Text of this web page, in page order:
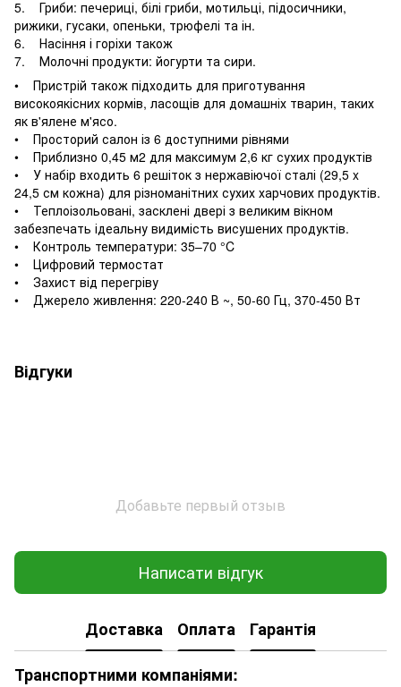
5. Гриби: печериці, білі гриби, мотильці, підосичники,
рижики, гусаки, опеньки, трюфелі та ін.
6. Насіння і горіхи також
7. Молочні продукти: йогурти та сири.
• Пристрій також підходить для приготування
високоякісних кормів, ласощів для домашніх тварин, таких
як в'ялене м'ясо.
• Просторий салон із 6 доступними рівнями
• Приблизно 0,45 м2 для максимум 2,6 кг сухих продуктів
• У набір входить 6 решіток з нержавіючої сталі (29,5 x
24,5 см кожна) для різноманітних сухих харчових продуктів.
• Теплоізольовані, засклені двері з великим вікном
забезпечать ідеальну видимість висушених продуктів.
• Контроль температури: 35–70 °C
• Цифровий термостат
• Захист від перегріву
• Джерело живлення: 220-240 В ~, 50-60 Гц, 370-450 Вт
Відгуки
Добавьте первый отзыв
Написати відгук
Доставка Оплата
Гарантія
Транспортними компаніями: